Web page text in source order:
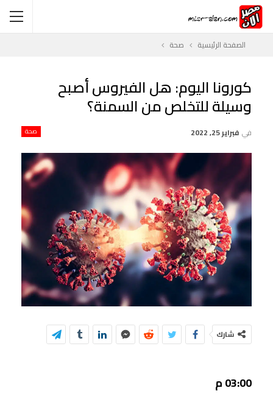
الصفحة الرئيسية صحة
كورونا اليوم: هل الفيروس أصبح
وسيلة للتخلص من السمنة؟
صحة في فبراير 25, 2022
شارك
03:00 م